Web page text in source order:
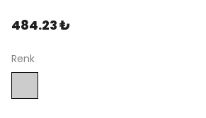
484.23 ₺
Renk